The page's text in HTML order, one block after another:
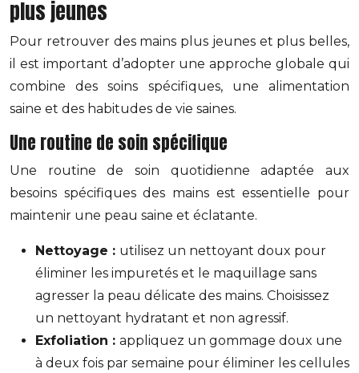
plus jeunes
Pour retrouver des mains plus jeunes et plus belles,
il est important d’adopter une approche globale qui
combine des soins spécifiques, une alimentation
saine et des habitudes de vie saines.
Une routine de soin spécifique
Une routine de soin quotidienne adaptée aux
besoins spécifiques des mains est essentielle pour
maintenir une peau saine et éclatante.
Nettoyage : utilisez un nettoyant doux pour
éliminer les impuretés et le maquillage sans
agresser la peau délicate des mains. Choisissez
un nettoyant hydratant et non agressif.
Exfoliation : appliquez un gommage doux une
à deux fois par semaine pour éliminer les cellules